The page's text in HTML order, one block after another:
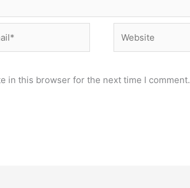
in this browser for the next time I comment.